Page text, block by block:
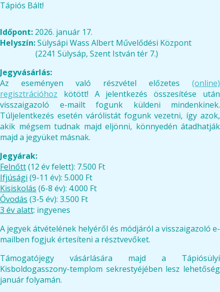
Tápiós Bált!
Időpont: 2026. január 17.
Helyszín:Sülysápi Wass Albert Művelődési Központ
(2241 Sülysáp, Szent István tér 7.)
Jegyvásárlás:
Az eseményen való részvétel előzetes (online)
regisztrációhoz kötött! A jelentkezés összesítése után
visszaigazoló e-mailt fogunk küldeni mindenkinek.
Túljelentkezés esetén várólistát fogunk vezetni, így azok,
akik mégsem tudnak majd eljönni, könnyedén átadhatják
majd a jegyüket másnak.
Jegyárak:
Felnőtt(12 év felett): 7.500 Ft
Ifjúsági (9-11 év): 5.000 Ft
Kisiskolás (6-8 év): 4.000 Ft
Óvodás (3-5 év): 3.500 Ft
3 év alatt: ingyenes
A jegyek átvételének helyéről és módjáról a visszaigazoló e-
mailben fogjuk értesíteni a résztvevőket.
Támogatójegy vásárlására majd a Tápiósülyi
Kisboldogasszony-templom sekrestyéjében lesz lehetőség
január folyamán.